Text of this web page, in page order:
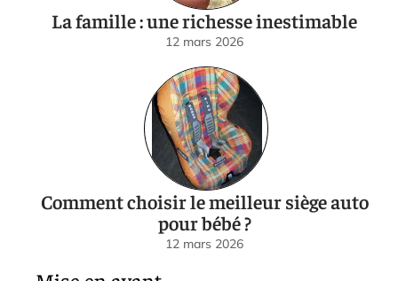
La famille : une richesse inestimable
12 mars 2026
Comment choisir le meilleur siège auto
pour bébé ?
12 mars 2026